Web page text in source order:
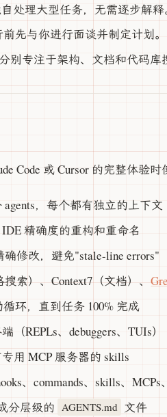
处理大型任务，无需逐步解释
先与你进行面谈并制定计划。
别专注于架构、文档和代码库
Code 或 Cursor 的完整体验
，每个都有独立的上下文
精确度的重构和重命名
修改，避免"stale-line errors"
搜索）、Context7（文档）、
环，直到任务 100% 完成
REPLs、debuggers、TUIs）
用 MCP 服务器的 skills
、commands、skills、
分层级的 AGENTS.md 文件